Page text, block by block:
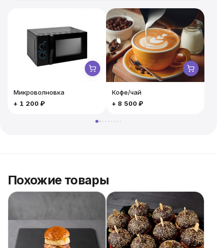
Микроволновка
+ 1 200 ₽
Кофе/чай
+ 8 500 ₽
Похожие товары